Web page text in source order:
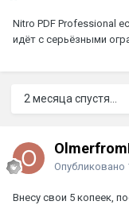
Nitro PDF Professional
идёт с серьёзными
2 месяца спустя...
Опубликовано
Внесу свои 5 копеек,